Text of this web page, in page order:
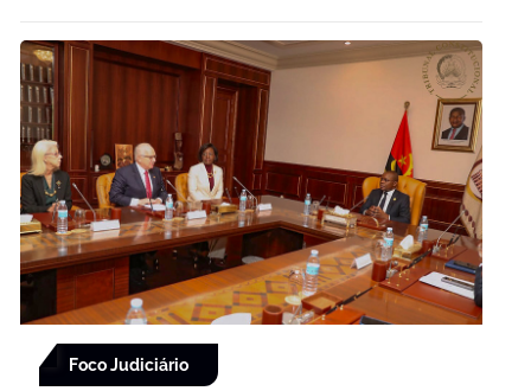
Foco Judiciário